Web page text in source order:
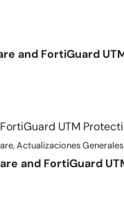
and FortiGuard
UTM
Actualizaciones
and FortiGuard